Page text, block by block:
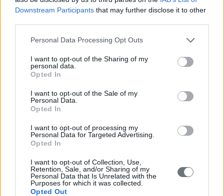
Downstream Participants that may further disclose it to other
Personal Data Processing Opt Outs
I want to opt-out of the Sharing of my
personal data.
Opted In
I want to opt-out of the Sale of my
Personal Data.
Opted In
I want to opt-out of processing my
Personal Data for Targeted Advertising.
Opted In
I want to opt-out of Collection, Use,
Retention, Sale, and/or Sharing of my
Personal Data that Is Unrelated with the
Purposes for which it was collected.
Opted Out
γνωστές και ως «οφθαλμοί της Γαληνοτάτης»: «Documenta
οφθαλμών του Κοινού της Βενετίας (ΙΔ΄ και ΙΕ΄ αι.)» α’ και β’
Βενετίας: Κορώνη και Μεθώνη, 1204-1209: Από περιφερειακά
Βυζαντινά λιμάνια σε Βενετικές βάσεις στρατηγικής
διεθνούς εμβέλειας και υπογράμμισε τη διαχρονική και
πολυσχιδή προσφορά του στον δήμο.